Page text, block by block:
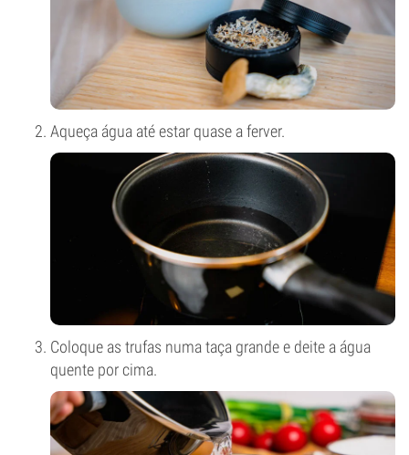
Aqueça água até estar quase a ferver.
Coloque as trufas numa taça grande e deite a água
quente por cima.